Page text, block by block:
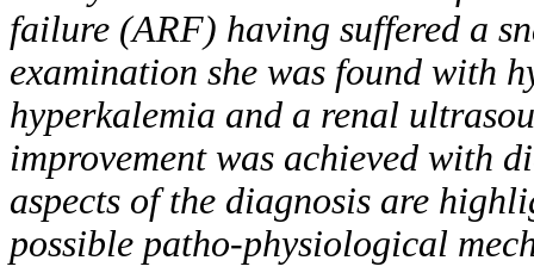
failure (ARF) having suffered a
examination she was found with
hyperkalemia and a renal
improvement was achieved with
aspects of the diagnosis are
possible patho-physiological